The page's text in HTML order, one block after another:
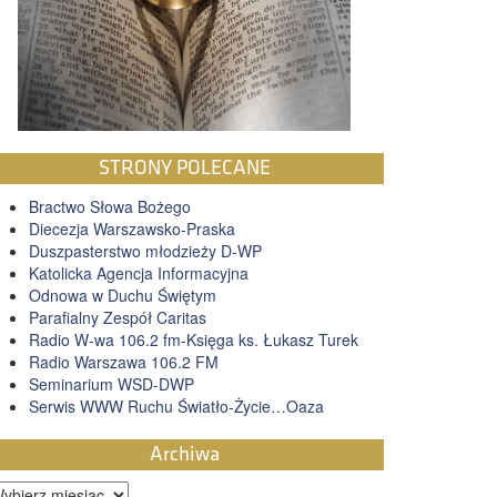
STRONY POLECANE
Bractwo Słowa Bożego
Diecezja Warszawsko-Praska
Duszpasterstwo młodzieży D-WP
Katolicka Agencja Informacyjna
Odnowa w Duchu Świętym
Parafialny Zespół Caritas
Radio W-wa 106.2 fm-Księga ks. Łukasz Turek
Radio Warszawa 106.2 FM
Seminarium WSD-DWP
Serwis WWW Ruchu Światło-Życie…Oaza
Archiwa